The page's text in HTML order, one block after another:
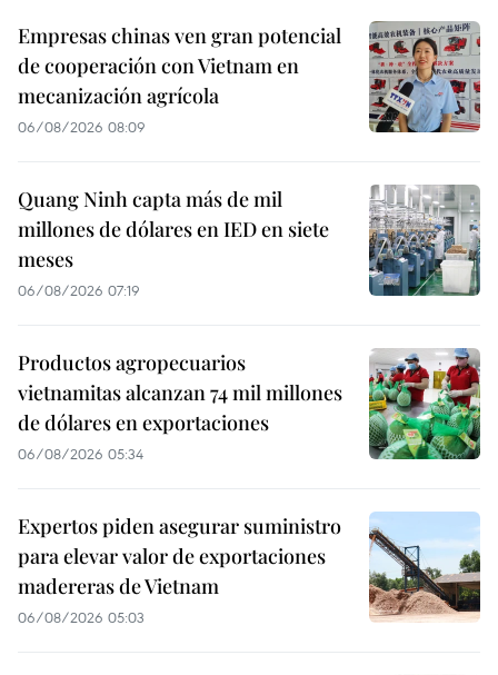
Empresas chinas ven gran potencial
de cooperación con Vietnam en
mecanización agrícola
06/08/2026 08:09
Quang Ninh capta más de mil
millones de dólares en IED en siete
meses
06/08/2026 07:19
Productos agropecuarios
vietnamitas alcanzan 74 mil millones
de dólares en exportaciones
06/08/2026 05:34
Expertos piden asegurar suministro
para elevar valor de exportaciones
madereras de Vietnam
06/08/2026 05:03